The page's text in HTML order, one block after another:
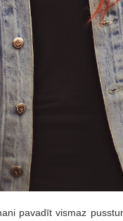
pavadīt vismaz